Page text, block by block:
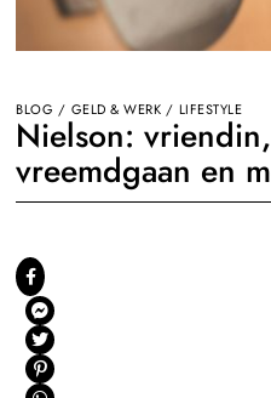
BLOG / GELD & WERK / LIFESTYLE
Nielson:
vreemdgaan en